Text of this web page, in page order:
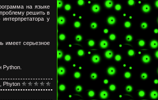
на языке
решить в
у
имеет серьезное
Python.
Phyton